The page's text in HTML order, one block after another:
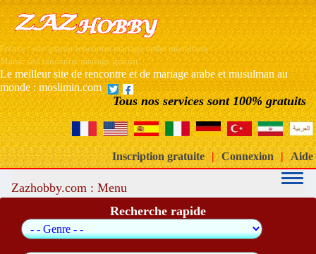
France : site gratuit rencontre mariage arabe musulman
Maroc site rencontre mariage gratuit
Le meilleur site de rencontre et de mariage arabe et musulman au
monde : moslimin.com
Tous nos services sont 100% gratuits
Inscription gratuite | Connexion | Aide
Zazhobby.com : Menu
Recherche rapide